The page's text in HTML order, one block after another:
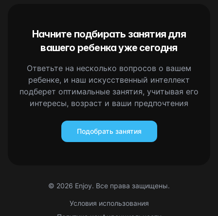
Начните подбирать занятия для
вашего ребенка уже сегодня
Ответьте на несколько вопросов о вашем
ребенке, и наш искусственный интеллект
подберет оптимальные занятия, учитывая его
интересы, возраст и ваши предпочтения
Подобрать занятия
© 2026 Enjoy. Все права защищены.
Условия использования